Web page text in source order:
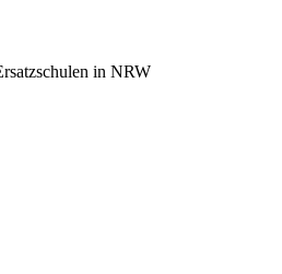
in NRW